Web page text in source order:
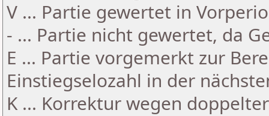
V ... Partie gewertet in
- ... Partie nicht gewertet, da
E ... Partie vorgemerkt zur
Einstiegselozahl in der
K ... Korrektur wegen